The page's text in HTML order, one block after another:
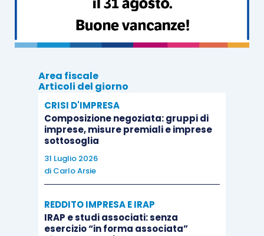
Centro operativo di Pescara
diniego del rimborso, emette apposito
provvedimento motivato contro il quale è
tributaria provinciale, secondo le modalità e nel
rispetto dei termini previsti dal
Al riguardo, nella sentenza di cui allacausa C-
562/17 del 14 febbraio 2019 (
posto il problema di stabilire se le disposizioni
della XIII Direttiva ostino agli Stati membri di
limitare nel tempo la possibilità, per l’operatore
che chiede il rimborso, di rettificare le fatture
Area fiscale
Articoli del giorno
CRISI D'IMPRESA
Composizione negoziata: gruppi di
imprese, misure premiali e imprese
sottosoglia
31 Luglio 2026
di Carlo Arsie
REDDITO IMPRESA E IRAP
IRAP e studi associati: senza
esercizio “in forma associata”